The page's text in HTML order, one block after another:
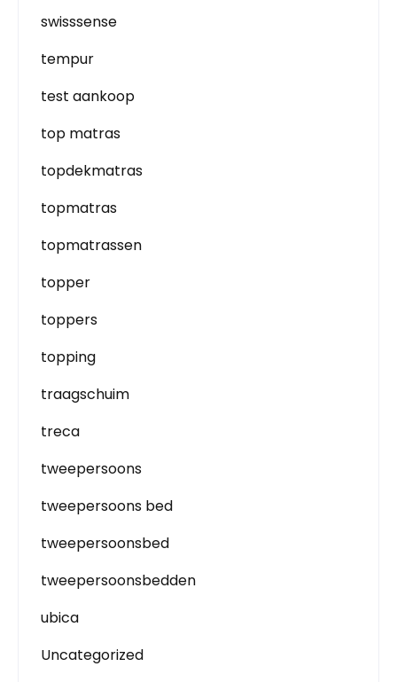
swisssense
tempur
test aankoop
top matras
topdekmatras
topmatras
topmatrassen
topper
toppers
topping
traagschuim
treca
tweepersoons
tweepersoons bed
tweepersoonsbed
tweepersoonsbedden
ubica
Uncategorized